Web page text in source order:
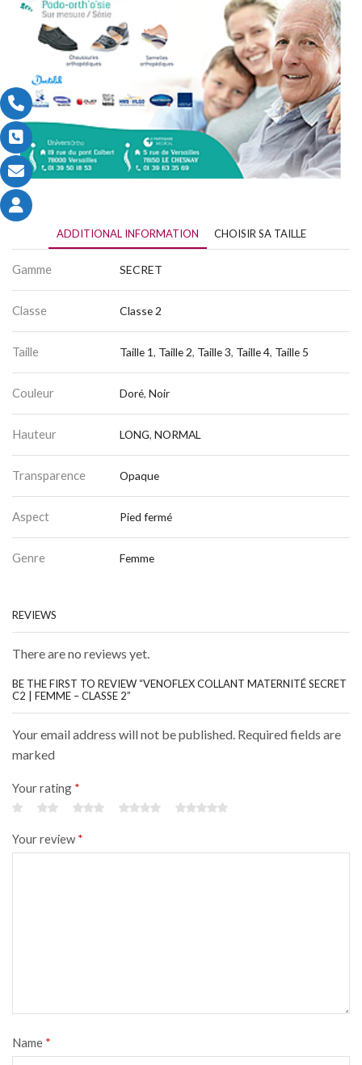
ADDITIONAL INFORMATION CHOISIR SA TAILLE
Gamme SECRET
Classe Classe 2
Taille Taille 1, Taille 2, Taille 3, Taille 4, Taille 5
Couleur Doré, Noir
Hauteur LONG, NORMAL
Transparence Opaque
Aspect Pied fermé
Genre Femme
REVIEWS
There are no reviews yet.
BE THE FIRST TO REVIEW “VENOFLEX COLLANT MATERNITÉ SECRET
C2 | FEMME – CLASSE 2”
Your email address will not be published. Required fields are
marked
Your rating *
Your review *
Name *